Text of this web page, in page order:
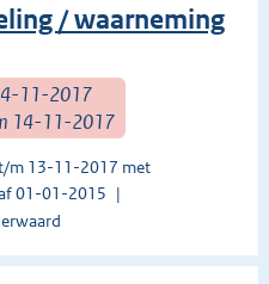
/ waarneming
11-2017
14-11-2017
m 13-11-2017 met
01-01-2015